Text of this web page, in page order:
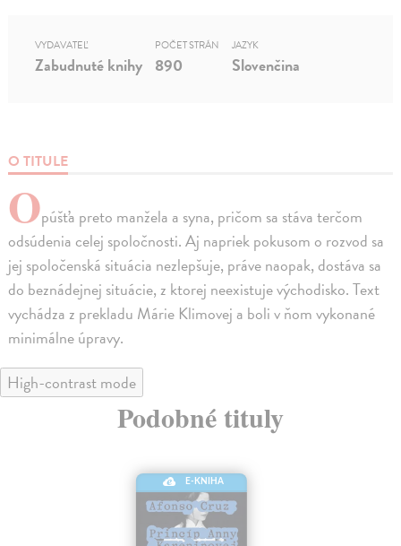
O TITULE
Opúšťa preto manžela a syna, pričom sa stáva terčom
odsúdenia celej spoločnosti. Aj napriek pokusom o rozvod sa
jej spoločenská situácia nezlepšuje, práve naopak, dostáva sa
do beznádejnej situácie, z ktorej neexistuje východisko. Text
vychádza z prekladu Márie Klimovej a boli v ňom vykonané
minimálne úpravy.
VYDAVATEĽ
Zabudnuté knihy
POČET STRÁN
890
JAZYK
Slovenčina
High-contrast mode
Podobné tituly
E-KNIHA